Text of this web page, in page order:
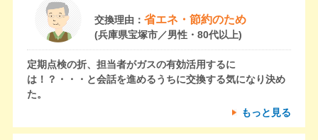
交換理由： 省エネ・節約のため
(兵庫県宝塚市／男性・80代以上)
定期点検の折、担当者がガスの有効活用するに
は！？・・・と会話を進めるうちに交換する気になり決め
た。
もっと見る